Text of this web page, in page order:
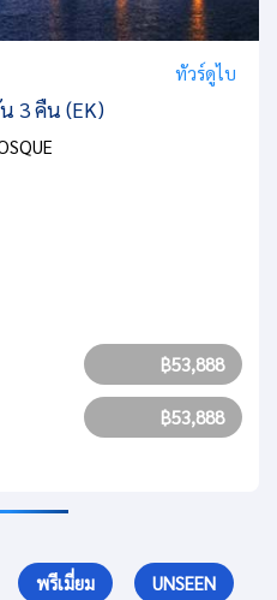
ทัวร์ดูไบ
3 คืน (EK)
฿53,888
฿53,888
พรีเมี่ยม UNSEEN